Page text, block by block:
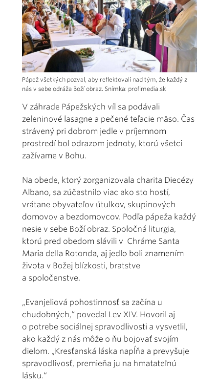
Pápež všetkých pozval, aby reflektovali nad tým, že každý z
nás v sebe odráža Boží obraz. Snímka: profimedia.sk
V záhrade Pápežských víl sa podávali
zeleninové lasagne a pečené teľacie mäso. Čas
strávený pri dobrom jedle v príjemnom
prostredí bol odrazom jednoty, ktorú všetci
zažívame v Bohu.
Na obede, ktorý zorganizovala charita Diecézy
Albano, sa zúčastnilo viac ako sto hostí,
vrátane obyvateľov útulkov, skupinových
domovov a bezdomovcov. Podľa pápeža každý
nesie v sebe Boží obraz. Spoločná liturgia,
ktorú pred obedom slávili v Chráme Santa
Maria della Rotonda, aj jedlo boli znamením
života v Božej blízkosti, bratstve
a spoločenstve.
„Evanjeliová pohostinnosť sa začína u
chudobných,“ povedal Lev XIV. Hovoril aj
o potrebe sociálnej spravodlivosti a vysvetlil,
ako každý z nás môže o ňu bojovať svojím
dielom. „Kresťanská láska napĺňa a prevyšuje
spravodlivosť, premieňa ju na hmatateľnú
lásku.“